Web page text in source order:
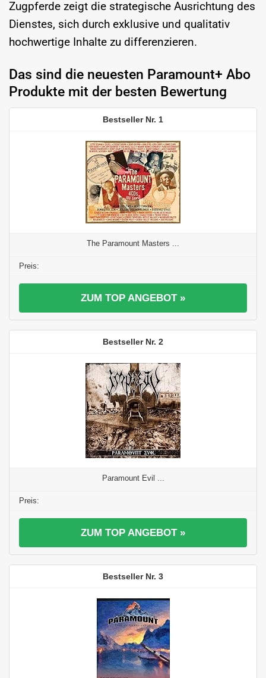
Zugpferde zeigt die strategische Ausrichtung des
Dienstes, sich durch exklusive und qualitativ
hochwertige Inhalte zu differenzieren.
Das sind die neuesten Paramount+ Abo
Produkte mit der besten Bewertung
1
The Paramount Masters ...
ZUM TOP ANGEBOT »
2
Paramount Evil ...
ZUM TOP ANGEBOT »
3